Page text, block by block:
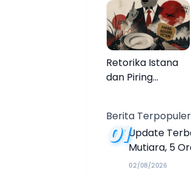
Sekolah
Menyaksikan
Semarak Festival
Kalender Event
2026
Retorika Istana
dan Piring
Berita Terpopuler
01Update
Mutiara, 5
Tewas
02/08/2026